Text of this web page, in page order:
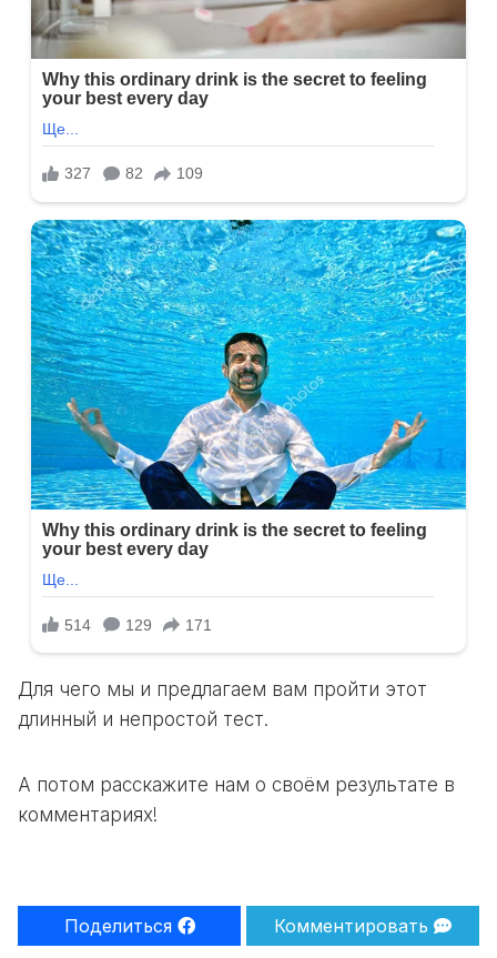
Для чего мы и предлагаем вам пройти этот
длинный и непростой тест.
А потом расскажите нам о своём результате в
комментариях!
Поделиться Комментировать